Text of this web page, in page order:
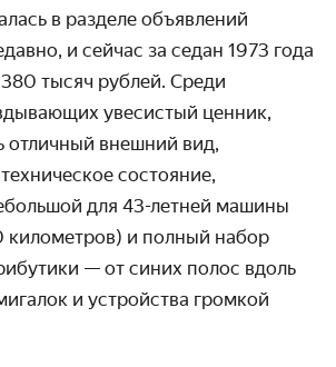
в разделе объявлений
и сейчас за седан 1973 года
тысяч рублей. Среди
увесистый ценник,
отличный внешний вид,
состояние,
для 43-летней машины
километров) и полный набор
— от синих полос вдоль
и устройства громкой